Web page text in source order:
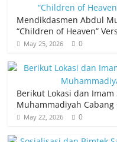
Mendikdasmen Abdul
“Children of Heaven”
May 25, 2026 0
Berikut Lokasi dan
Muhammadiyah Cabang
May 22, 2026 0